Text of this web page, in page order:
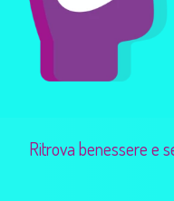
Ritrova benessere e